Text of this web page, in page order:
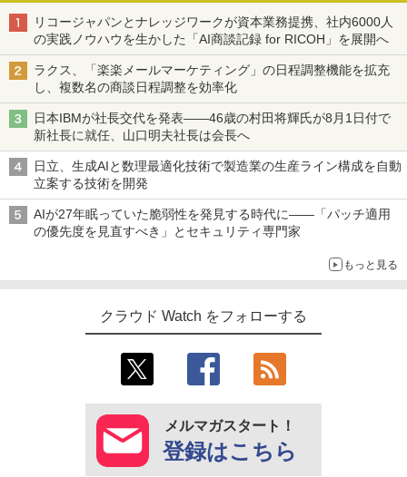
リコージャパンとナレッジワークが資本業務提携、社内6000人
の実践ノウハウを生かした「AI商談記録 for RICOH」を展開へ
ラクス、「楽楽メールマーケティング」の日程調整機能を拡充
し、複数名の商談日程調整を効率化
日本IBMが社長交代を発表――46歳の村田将輝氏が8月1日付で
新社長に就任、山口明夫社長は会長へ
日立、生成AIと数理最適化技術で製造業の生産ライン構成を自動
立案する技術を開発
AIが27年眠っていた脆弱性を発見する時代に――「パッチ適用
の優先度を見直すべき」とセキュリティ専門家
もっと見る
クラウド Watch をフォローする
メルマガスタート！
登録はこちら